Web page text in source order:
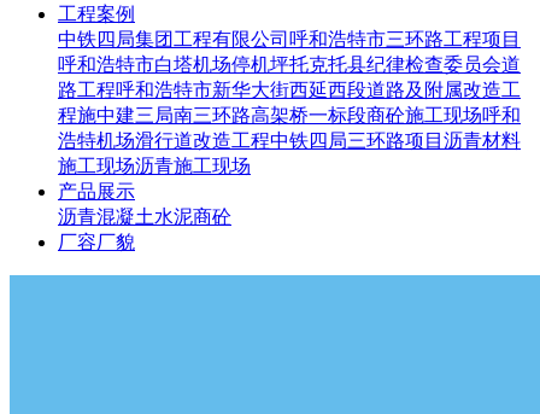
工程案例
中铁四局集团工程有限公司呼和浩特市三环路工程项目
呼和浩特市白塔机场停机坪托克托县纪律检查委员会道
路工程呼和浩特市新华大街西延西段道路及附属改造工
程施中建三局南三环路高架桥一标段商砼施工现场呼和
浩特机场滑行道改造工程中铁四局三环路项目 沥青材料
施工现场沥青施工现场
产品展示
沥青混凝土水泥商砼
厂容厂貌